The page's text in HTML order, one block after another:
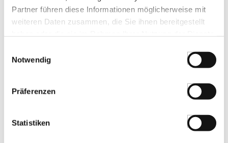
Partner führen diese Informationen möglicherweise mit
weiteren Daten zusammen, die Sie ihnen bereitgestellt
Notwendig
Präferenzen
Statistiken
Rich Terracotta Kakao Pulver, schwach
entölt, 20-22% Fett, deZaan, 1 kg